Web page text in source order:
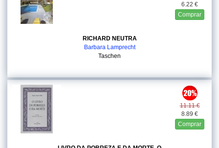
6.22 €
Comprar
RICHARD NEUTRA
Barbara Lamprecht
Taschen
11.11 €
8.89 €
Comprar